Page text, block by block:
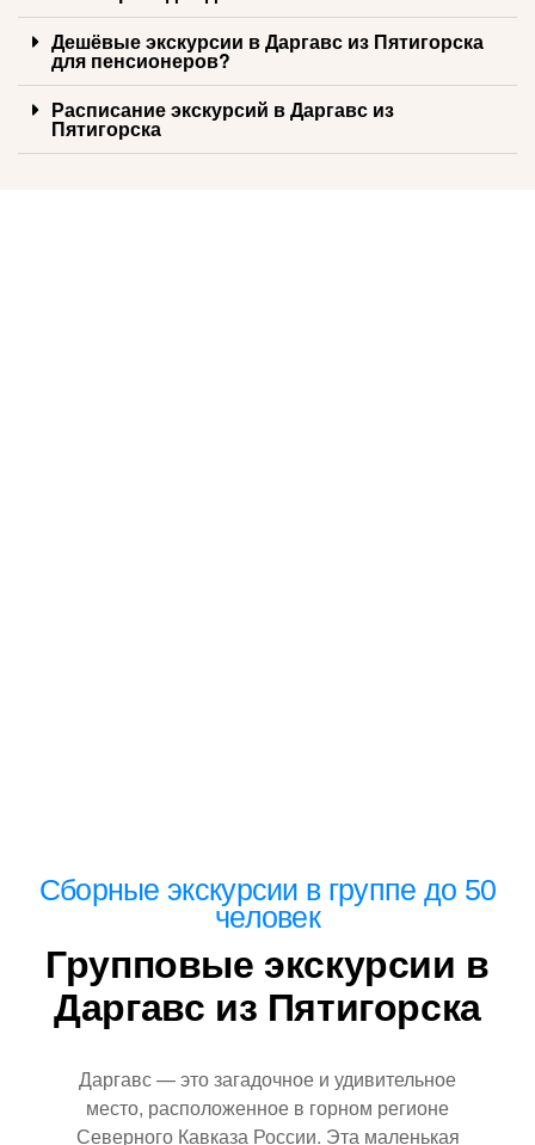
Дешёвые экскурсии в Даргавс из Пятигорска
для пенсионеров?
Расписание экскурсий в Даргавс из
Пятигорска
Сборные экскурсии в группе до 50
человек
Групповые экскурсии в
Даргавс из Пятигорска
Даргавс — это загадочное и удивительное
место, расположенное в горном регионе
Северного Кавказа России. Эта маленькая